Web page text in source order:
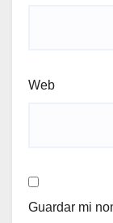
Web
Guardar mi